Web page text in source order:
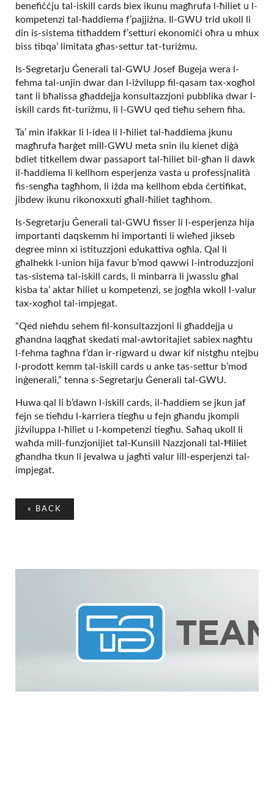
benefiċċju tal-iskill cards biex ikunu magħrufa l-ħiliet u l-
kompetenzi tal-ħaddiema f’pajjiżna. Il-GWU trid ukoll li
din is-sistema titħaddem f’setturi ekonomiċi oħra u mhux
biss tibqa’ limitata għas-settur tat-turiżmu.
Is-Segretarju Ġenerali tal-GWU Josef Bugeja wera l-
fehma tal-unjin dwar dan l-iżvilupp fil-qasam tax-xogħol
tant li bħalissa għaddejja konsultazzjoni pubblika dwar l-
iskill cards fit-turiżmu, li l-GWU qed tieħu sehem fiha.
Ta’ min ifakkar li l-idea li l-ħiliet tal-ħaddiema jkunu
magħrufa ħarġet mill-GWU meta snin ilu kienet diġà
bdiet titkellem dwar passaport tal-ħiliet bil-għan li dawk
il-ħaddiema li kellhom esperjenza vasta u professjnalità
fis-sengħa tagħhom, li iżda ma kellhom ebda ċertifikat,
jibdew ikunu rikonoxxuti għall-ħiliet tagħhom.
Is-Segretarju Ġenerali tal-GWU fisser li l-esperjenza hija
importanti daqskemm hi importanti li wieħed jikseb
degree minn xi istituzzjoni edukattiva ogħla. Qal li
għalhekk l-union hija favur b’mod qawwi l-introduzzjoni
tas-sistema tal-iskill cards, li minbarra li jwasslu għal
kisba ta’ aktar ħiliet u kompetenzi, se jogħla wkoll l-valur
tax-xogħol tal-impjegat.
“Qed nieħdu sehem fil-konsultazzjoni li għaddejja u
għandna laqgħat skedati mal-awtoritajiet sabiex nagħtu
l-fehma tagħna f’dan ir-rigward u dwar kif nistgħu ntejbu
l-prodott kemm tal-iskill cards u anke tas-settur b’mod
inġenerali,” tenna s-Segretarju Ġenerali tal-GWU.
Huwa qal li b’dawn l-iskill cards, il-ħaddiem se jkun jaf
fejn se tieħdu l-karriera tiegħu u fejn għandu jkompli
jiżviluppa l-ħiliet u l-kompetenzi tiegħu. Saħaq ukoll li
waħda mill-funzjonijiet tal-Kunsill Nazzjonali tal-Ħiliet
għandha tkun li jevalwa u jagħti valur lill-esperjenzi tal-
impjegat.
« BACK